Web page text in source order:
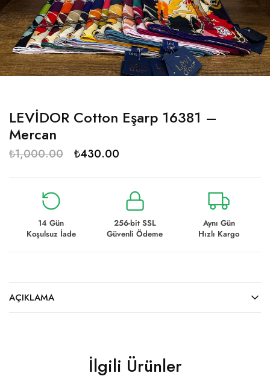
LEVİDOR Cotton Eşarp 16381 –
Mercan
₺1,000.00 ₺430.00
14 Gün
Koşulsuz İade
256-bit SSL
Güvenli Ödeme
Aynı Gün
Hızlı Kargo
AÇIKLAMA
İlgili Ürünler